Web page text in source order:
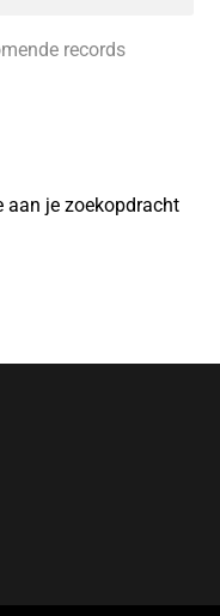
records
aan je zoekopdracht